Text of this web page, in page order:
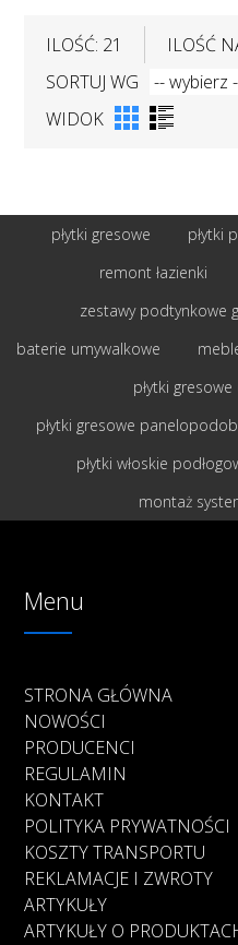
ILOŚĆ: 21
ILOŚĆ
SORTUJ WG
WIDOK
płytki gresowe płytki
remont łazienki
zestawy podtynkowe
baterie umywalkowe
płytki
płytki gresowe
płytki włoskie
montaż
Menu
STRONA GŁÓWNA
NOWOŚCI
PRODUCENCI
REGULAMIN
KONTAKT
POLITYKA PRYWATNOŚCI
KOSZTY TRANSPORTU
REKLAMACJE I ZWROTY
ARTYKUŁY
ARTYKUŁY O